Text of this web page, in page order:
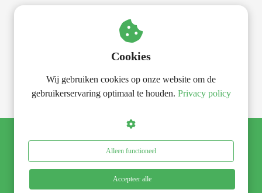
info@ketogeeninstituut.nl
KvK nummer: 50052810Cookies
Wij gebruiken cookies op onze website om de
gebruikerservaring optimaal te houden. Privacy policy
Alleen functioneel
Accepteer alle